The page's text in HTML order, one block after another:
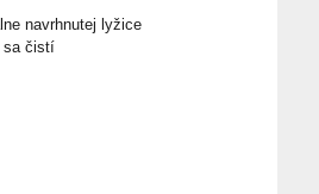
navrhnutej lyžice
sa čistí